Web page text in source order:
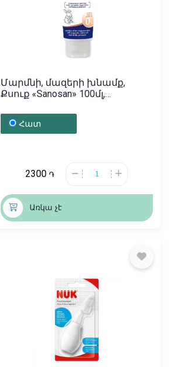
Մարմնի, մազերի խնամք,
Քսուք «Sanosan» 100մլ,
Հատ
2300֏
Առկա չէ